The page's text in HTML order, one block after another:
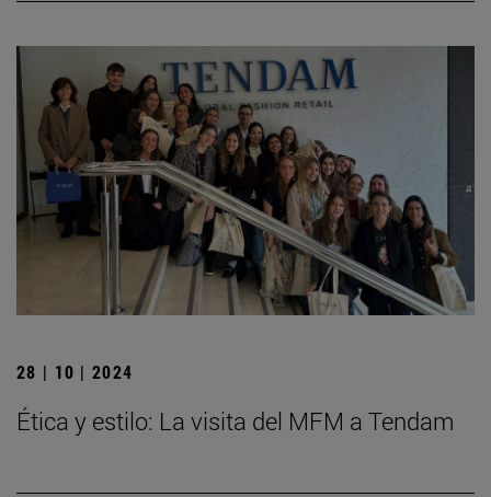
28 | 10 | 2024
Ética y estilo: La visita del MFM a Tendam